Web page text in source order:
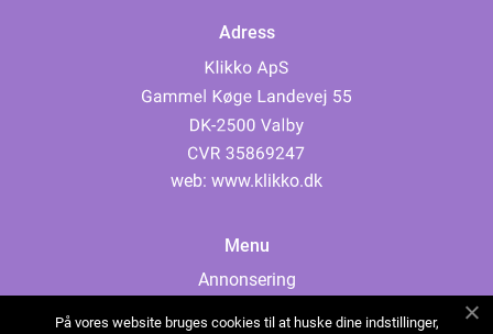
Adress
web: www.klikko.dk
Menu
Annonsering
På vores website bruges cookies til at huske dine indstillinger,